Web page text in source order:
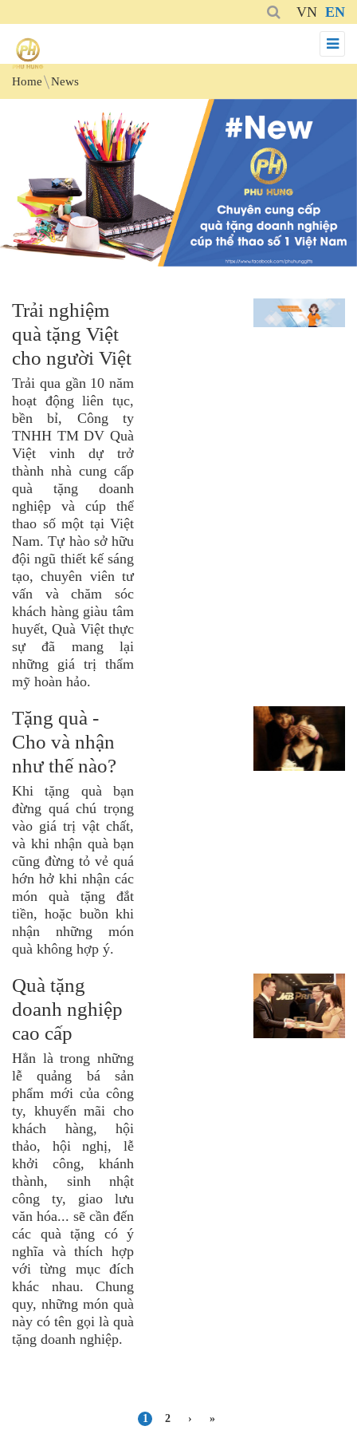
VN EN
Home News
Trải nghiệm
quà tặng Việt
cho người Việt
Trải qua gần 10 năm
hoạt động liên tục,
bền bỉ, Công ty
TNHH TM DV Quà
Việt vinh dự trở
thành nhà cung cấp
quà tặng doanh
nghiệp và cúp thể
thao số một tại Việt
Nam. Tự hào sở hữu
đội ngũ thiết kế sáng
tạo, chuyên viên tư
vấn và chăm sóc
khách hàng giàu tâm
huyết, Quà Việt thực
sự đã mang lại
những giá trị thẩm
mỹ hoàn hảo.
Tặng quà -
Cho và nhận
như thế nào?
Khi tặng quà bạn
đừng quá chú trọng
vào giá trị vật chất,
và khi nhận quà bạn
cũng đừng tỏ vẻ quá
hớn hở khi nhận các
món quà tặng đắt
tiền, hoặc buồn khi
nhận những món
quà không hợp ý.
Quà tặng
doanh nghiệp
cao cấp
Hẳn là trong những
lễ quảng bá sản
phẩm mới của công
ty, khuyến mãi cho
khách hàng, hội
thảo, hội nghị, lễ
khởi công, khánh
thành, sinh nhật
công ty, giao lưu
văn hóa... sẽ cần đến
các quà tặng có ý
nghĩa và thích hợp
với từng mục đích
khác nhau. Chung
quy, những món quà
này có tên gọi là quà
tặng doanh nghiệp.
1 2 › »